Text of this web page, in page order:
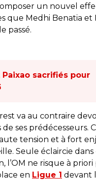
un nouvel
que Medhi Benatia et
passé.
sacrifiés pour
va au contraire
ses prédécesseurs.
tension et à fort
Seule éclaircie dans
l’OM ne risque à priori
en Ligue 1 devant